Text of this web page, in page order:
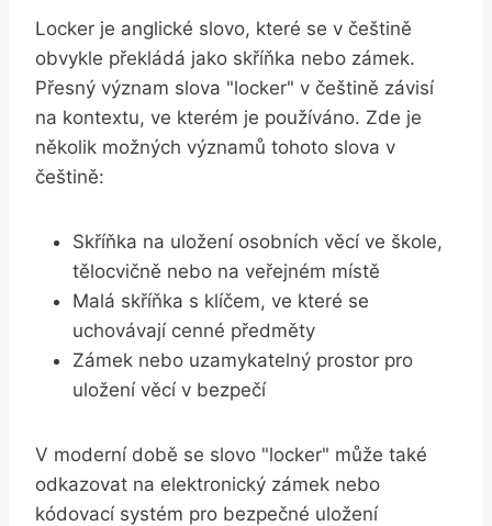
Locker je anglické slovo, které se v češtině
obvykle překládá jako skříňka nebo zámek.
Přesný význam slova "locker" v češtině závisí
na kontextu, ve kterém je používáno. Zde je
několik možných významů tohoto slova v
češtině:
Skříňka na uložení osobních věcí ve škole,
tělocvičně nebo na veřejném místě
Malá skříňka s klíčem, ve které se
uchovávají cenné předměty
Zámek nebo uzamykatelný prostor pro
uložení věcí v bezpečí
V moderní době se slovo "locker" může také
odkazovat na elektronický zámek nebo
kódovací systém pro bezpečné uložení